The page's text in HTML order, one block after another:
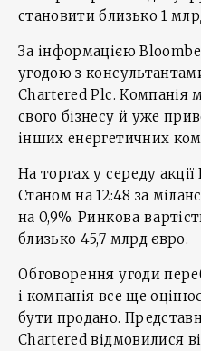
становити близько 1
За інформацією
угодою з
Chartered Plc. Компанія
свого бізнесу й уже
інших енергетичних
На торгах у середу акції
Станом на 12:48 за
на 0,9%. Ринкова
близько 45,7 млрд євро.
Обговорення угоди
і компанія все ще
бути продано.
Chartered відмовилися